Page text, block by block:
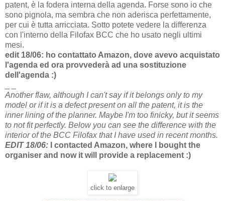
patent, è la fodera interna della agenda. Forse sono io che
sono pignola, ma sembra che non aderisca perfettamente,
per cui è tutta arricciata. Sotto potete vedere la differenza
con l'interno della Filofax BCC che ho usato negli ultimi
mesi.
edit 18/06: ho contattato Amazon, dove avevo acquistato
l'agenda ed ora provvederà ad una sostituzione
dell'agenda :)
Another flaw, although I can't say if it belongs only to my
model or if it is a defect present on all the patent, it is the
inner lining of the planner. Maybe I'm too finicky, but it seems
to not fit perfectly. Below you can see the difference with the
interior of the BCC Filofax that I have used in recent months.
EDIT 18/06:
I contacted Amazon, where I
bought the
organiser and now it will provide a replacement :)
click to enlarge